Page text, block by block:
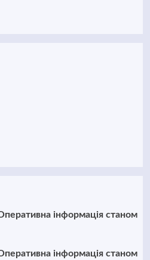
інформація станом
інформація станом